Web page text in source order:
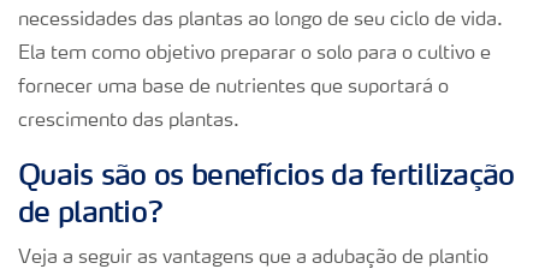
necessidades das plantas ao longo de seu ciclo de vida.
Ela tem como objetivo preparar o solo para o cultivo e
fornecer uma base de nutrientes que suportará o
crescimento das plantas.
Quais são os benefícios da fertilização
de plantio?
Veja a seguir as vantagens que a adubação de plantio